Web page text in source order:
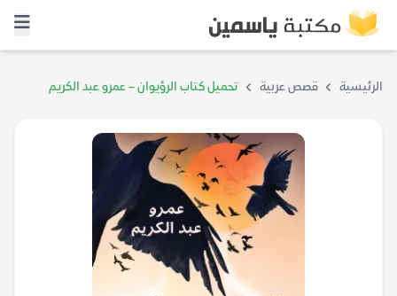
الرئيسية قصص عربية تحميل كتاب الرؤيوان – عمرو عبد الكريم